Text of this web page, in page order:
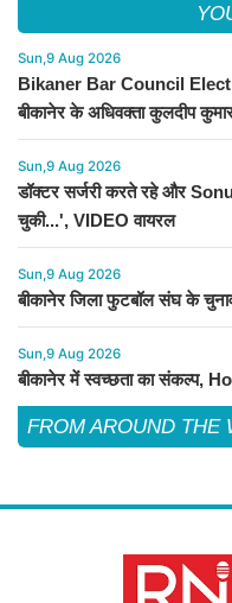
Sun,9 Aug 2026
Bikaner Bar Council
बीकानेर के अधिवक्ता कुलदीप
Sun,9 Aug 2026
डॉक्टर सर्जरी करते रहे और
चुकी...', VIDEO वायरल
Sun,9 Aug 2026
बीकानेर जिला फुटबॉल संघ के
Sun,9 Aug 2026
बीकानेर में स्वच्छता का संकल्प,
FROM AROUND THE